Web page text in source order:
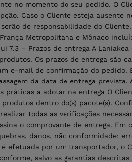
no momento do seu pedido. O
Caso o Cliente esteja ausente
de responsabilidade do Cliente.
Metropolitana e Mônaco
– Prazos de entrega A
Os prazos de entrega são
e-mail de confirmação do pedido.
da data de entrega prevista.
a adotar na entrega O
dentro do(s) pacote(s).
todas as verificações
o comprovante de entrega. Em
danos, não conformidade:
efetuada por um transportador, o
salvo as garantias descritas